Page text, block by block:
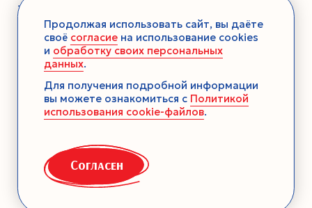
Тесто
Смеси-помощники
Ароматика
Десерты без выпечки
Консервация
Семена
конфиденциальности
Продолжая использовать сайт, вы даёте
своё согласие на использование cookies
и обработку своих персональных
данных.
Для получения подробной информации
вы можете ознакомиться с Политикой
использования cookie-файлов.
Согласен